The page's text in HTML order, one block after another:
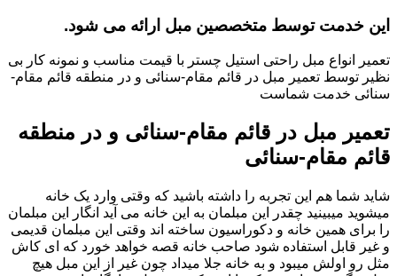
این خدمت توسط متخصصین مبل ارائه می شود.
تعمیر انواع مبل راحتی استیل چستر با قیمت مناسب و نمونه کار بی
نظیر توسط تعمیر مبل در قائم مقام-سنائی و در منطقه قائم مقام-
سنائی خدمت شماست
تعمیر مبل در قائم مقام-سنائی و در منطقه
قائم مقام-سنائی
شاید شما هم این تجربه را داشته باشید که وقتی وارد یک خانه
میشوید میبینید چقدر این مبلمان به این خانه می آید انگار این مبلمان
را برای همین خانه و دکوراسیون ساخته اند وقتی این مبلمان قدیمی
و غیر قابل استفاده شود صاحب خانه قصه خواهد خورد که ای کاش
مثل رو اولش میبود و به خانه جلا میداد چون غیر از این مبل هیچ